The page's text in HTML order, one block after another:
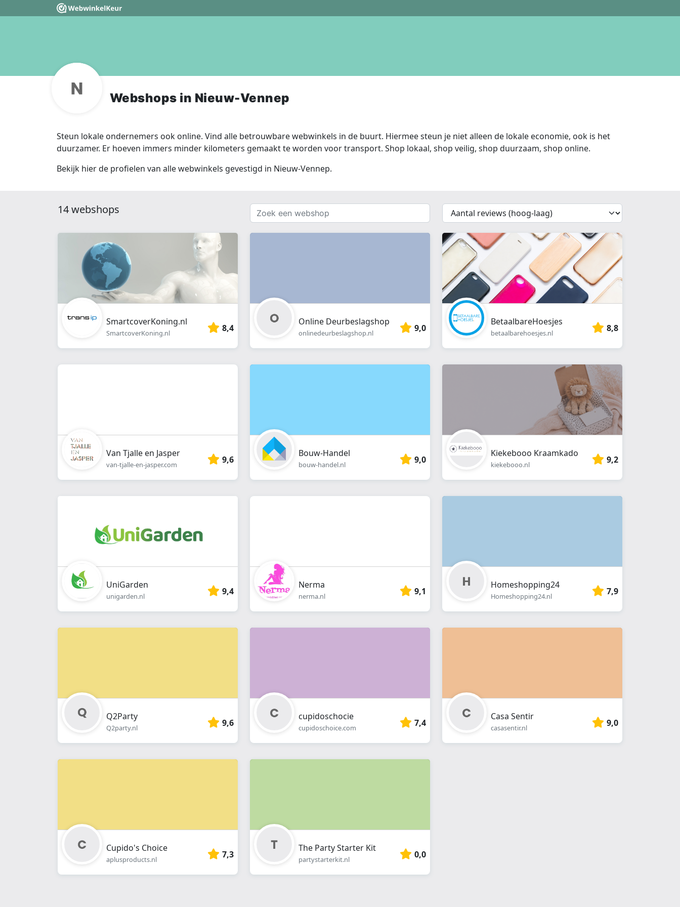
Webshops in Nieuw-Vennep
Steun lokale ondernemers ook online. Vind alle betrouwbare webwinkels in de buurt. Hiermee steun je niet alleen de lokale economie, ook is het
duurzamer. Er hoeven immers minder kilometers gemaakt te worden voor transport. Shop lokaal, shop veilig, shop duurzaam, shop online.
Bekijk hier de profielen van alle webwinkels gevestigd in Nieuw-Vennep.
14 webshops
Zoek
een
webshop
{{
__('Sort')
}}
SmartcoverKoning.nl
SmartcoverKoning.nl 8,4
Online Deurbeslagshop
onlinedeurbeslagshop.nl 9,0
BetaalbareHoesjes
betaalbarehoesjes.nl 8,8
Van Tjalle en Jasper
van-tjalle-en-jasper.com 9,6
Bouw-Handel
bouw-handel.nl 9,0
Kiekebooo Kraamkado
kiekebooo.nl 9,2
UniGarden
unigarden.nl 9,4
Nerma
nerma.nl 9,1
Homeshopping24
Homeshopping24.nl 7,9
Q2Party
Q2party.nl 9,6
cupidoschocie
cupidoschoice.com 7,4
Casa Sentir
casasentir.nl 9,0
Cupido's Choice
aplusproducts.nl 7,3
The Party Starter Kit
partystarterkit.nl 0,0